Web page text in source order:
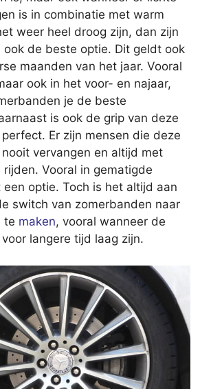
is in combinatie met warm
weer heel droog zijn, dan zijn
ook de beste optie. Dit geldt ook
maanden van het jaar. Vooral
ook in het voor- en najaar,
je de beste
is ook de grip van deze
Er zijn mensen die deze
vervangen en altijd met
Vooral in gematigde
optie. Toch is het altijd aan
switch van zomerbanden naar
te maken, vooral wanneer de
langere tijd laag zijn.